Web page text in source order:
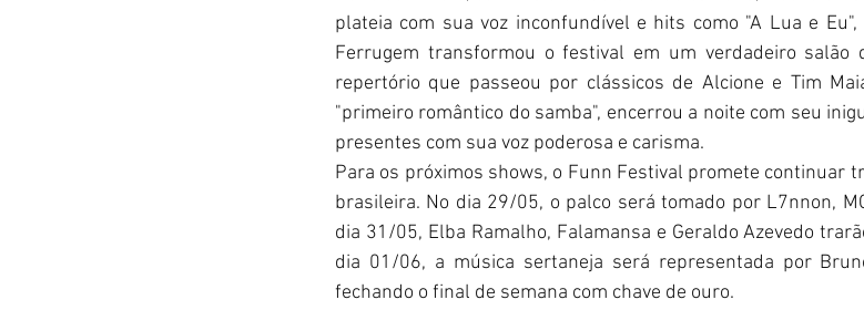
plateia com sua voz inconfundível e hits como "A Lua e
Ferrugem transformou o festival em um verdadeiro
repertório que passeou por clássicos de Alcione e Tim
"primeiro romântico do samba", encerrou a noite com seu
presentes com sua voz poderosa e carisma.
Para os próximos shows, o Funn Festival promete continuar
brasileira. No dia 29/05, o palco será tomado por L7nnon,
dia 31/05, Elba Ramalho, Falamansa e Geraldo Azevedo
dia 01/06, a música sertaneja será representada por
fechando o final de semana com chave de ouro.